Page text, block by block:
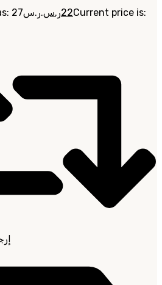
Original price was: 27ر.س. 22ر.س
Current price is: